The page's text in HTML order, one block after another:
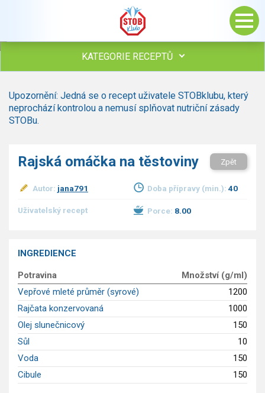
KATEGORIE RECEPTŮ
Polévky
Studená kuchyně
Bezmasé a zeleninové
Sladké pokrmy
Dezerty
Dětské recepty
GLP-1 recepty
Upozornění: Jedná se o recept uživatele STOBklubu, který
neprochází kontrolou a nemusí splňovat nutriční zásady
STOBu.
Rajská omáčka na těstoviny Zpět
Autor: jana791 Doba přípravy (min.): 40
Uživatelský recept Porce: 8.00
INGREDIENCE
Potravina
Množství (g/ml)
Vepřové mleté průměr (syrové)
1200
Rajčata konzervovaná
1000
Olej slunečnicový
150
Sůl
10
Voda
150
Cibule
150